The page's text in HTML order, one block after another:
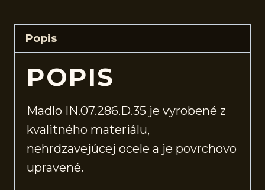
Popis
POPIS
Madlo IN.07.286.D.35 je vyrobené z
kvalitného materiálu,
nehrdzavejúcej ocele a je povrchovo
upravené.